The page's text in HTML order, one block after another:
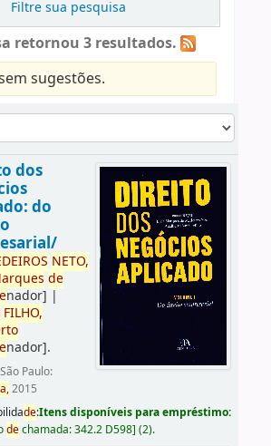
Filtre sua pesquisa
retornou 3 resultados.
sugestões.
dos
do
DEIROS NETO,
de
nador] |
FILHO,
nador].
São Paulo:
2015
de:Itens disponíveis para empréstimo:
dechamada:342.2 D598] (2).